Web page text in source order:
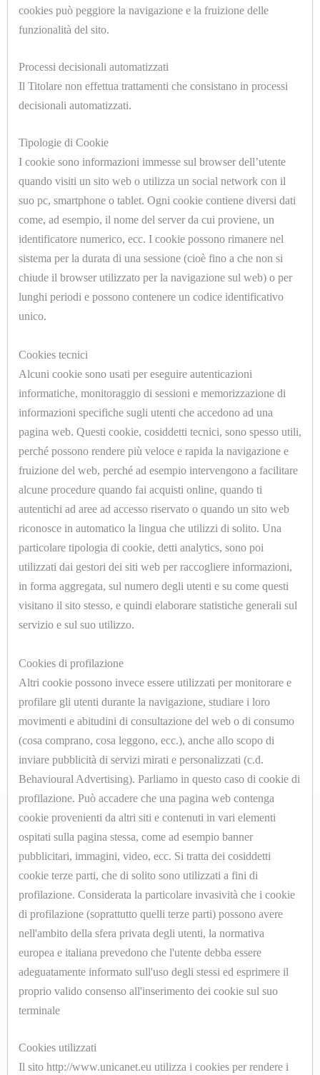
MODEL
TRATTAMENTO
ARIA
COMPONENT
PNEUMATICI
GUARNIZIONI
STIRO,
LAVASECCO
ACQUA
IMBOTTITURE
METRAGGIO
IMBOTTITURE
PRONTE
CONFEZIONATE
IMBOTTITURE
TAGLIATE
SAGOMA
IMPIANTISTICA,
CAVI,
TUBI
GUAINE
MANOMETRI
MICROINTERRUTTORI
MOLLE
PARTI
DI
RICAMBIO
PER
MACCHINE
DA
PISTOLE
U7078.E
BOCCHETTONE 1/2 FORO Ø=14mm.
U7078
BOCCHETTONE 1/4 FORO Ø=6mm.
U7078.A
BOCCHETTONE 1/4 FORO Ø=8mm.
<< < 1
ABOUT
Azienda
Contatti
SHOP ONLINE
Cookyes
cookies può peggiore la navigazione e la fruizione delle
funzionalità del sito.
Processi decisionali automatizzati
Il Titolare non effettua trattamenti che consistano in processi
decisionali automatizzati.
Tipologie di Cookie
I cookie sono informazioni immesse sul browser dell’utente
quando visiti un sito web o utilizza un social network con il
suo pc, smartphone o tablet. Ogni cookie contiene diversi dati
come, ad esempio, il nome del server da cui proviene, un
identificatore numerico, ecc. I cookie possono rimanere nel
sistema per la durata di una sessione (cioè fino a che non si
chiude il browser utilizzato per la navigazione sul web) o per
lunghi periodi e possono contenere un codice identificativo
unico.
Cookies tecnici
Alcuni cookie sono usati per eseguire autenticazioni
informatiche, monitoraggio di sessioni e memorizzazione di
informazioni specifiche sugli utenti che accedono ad una
pagina web. Questi cookie, cosiddetti tecnici, sono spesso utili,
perché possono rendere più veloce e rapida la navigazione e
fruizione del web, perché ad esempio intervengono a facilitare
alcune procedure quando fai acquisti online, quando ti
autentichi ad aree ad accesso riservato o quando un sito web
riconosce in automatico la lingua che utilizzi di solito. Una
particolare tipologia di cookie, detti analytics, sono poi
utilizzati dai gestori dei siti web per raccogliere informazioni,
in forma aggregata, sul numero degli utenti e su come questi
visitano il sito stesso, e quindi elaborare statistiche generali sul
servizio e sul suo utilizzo.
Cookies di profilazione
Altri cookie possono invece essere utilizzati per monitorare e
profilare gli utenti durante la navigazione, studiare i loro
movimenti e abitudini di consultazione del web o di consumo
(cosa comprano, cosa leggono, ecc.), anche allo scopo di
inviare pubblicità di servizi mirati e personalizzati (c.d.
Behavioural Advertising). Parliamo in questo caso di cookie di
profilazione. Può accadere che una pagina web contenga
cookie provenienti da altri siti e contenuti in vari elementi
ospitati sulla pagina stessa, come ad esempio banner
pubblicitari, immagini, video, ecc. Si tratta dei cosiddetti
cookie terze parti, che di solito sono utilizzati a fini di
profilazione. Considerata la particolare invasività che i cookie
di profilazione (soprattutto quelli terze parti) possono avere
nell'ambito della sfera privata degli utenti, la normativa
europea e italiana prevedono che l'utente debba essere
adeguatamente informato sull'uso degli stessi ed esprimere il
proprio valido consenso all'inserimento dei cookie sul suo
terminale
Cookies utilizzati
Il sito http://www.unicanet.eu utilizza i cookies per rendere i